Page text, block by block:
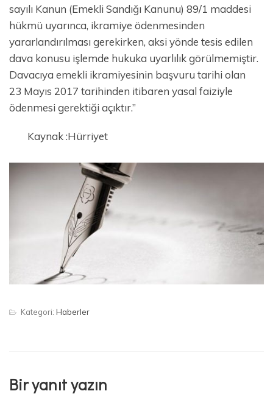
sayılı Kanun (Emekli Sandığı Kanunu) 89/1 maddesi
hükmü uyarınca, ikramiye ödenmesinden
yararlandırılması gerekirken, aksi yönde tesis edilen
dava konusu işlemde hukuka uyarlılık görülmemiştir.
Davacıya emekli ikramiyesinin başvuru tarihi olan
23 Mayıs 2017 tarihinden itibaren yasal faiziyle
ödenmesi gerektiği açıktır.”
Kaynak :Hürriyet
Kategori: Haberler
Bir yanıt yazın